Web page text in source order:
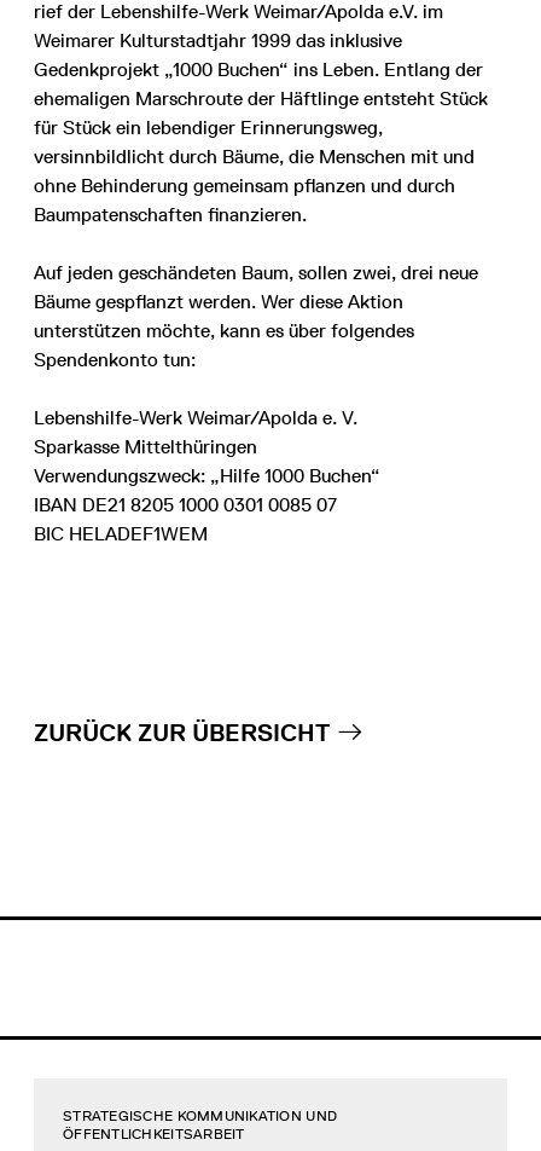
rief der Lebenshilfe-Werk Weimar/Apolda e.V. im
Weimarer Kulturstadtjahr 1999 das inklusive
Gedenkprojekt „1000 Buchen“ ins Leben. Entlang der
ehemaligen Marschroute der Häftlinge entsteht Stück
für Stück ein lebendiger Erinnerungsweg,
versinnbildlicht durch Bäume, die Menschen mit und
ohne Behinderung gemeinsam pflanzen und durch
Baumpatenschaften finanzieren.
Auf jeden geschändeten Baum, sollen zwei, drei neue
Bäume gespflanzt werden. Wer diese Aktion
unterstützen möchte, kann es über folgendes
Spendenkonto tun:
Lebenshilfe-Werk Weimar/Apolda e. V.
Sparkasse Mittelthüringen
Verwendungszweck: „Hilfe 1000 Buchen“
IBAN DE21 8205 1000 0301 0085 07
BIC HELADEF1WEM
ZURÜCK ZUR ÜBERSICHT
STRATEGISCHE KOMMUNIKATION UND
ÖFFENTLICHKEITSARBEIT